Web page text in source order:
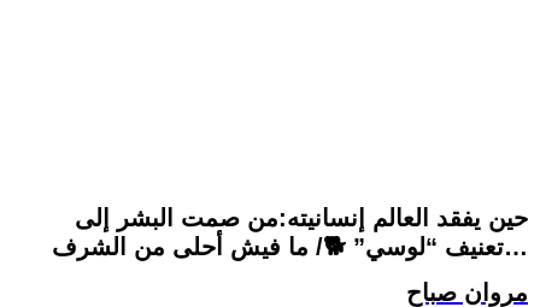
حين يفقد العالم إنسانيته:من صمت البشر إلى
تعنيف “لوسي” 🐕/ ما فيش أحلى من الشرف…
مروان صباح